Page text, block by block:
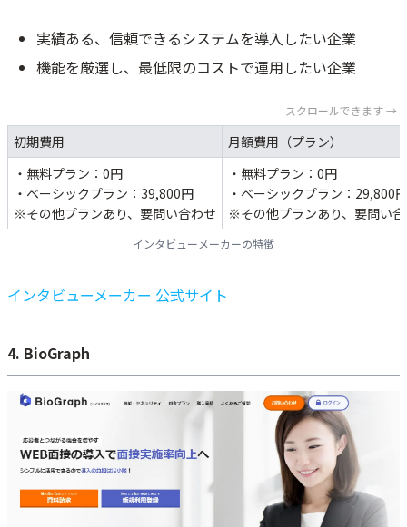
実績ある、信頼できるシステムを導入したい企業
機能を厳選し、最低限のコストで運用したい企業
スクロールできます →
初期費用
月額費用（プラン）
・無料プラン：0円
・ベーシックプラン：39,800円
※その他プランあり、要問い合わせ
・無料プラン：0円
・ベーシックプラン：29,800円
※その他プランあり、要問い
インタビューメーカーの特徴
インタビューメーカー 公式サイト
4. BioGraph